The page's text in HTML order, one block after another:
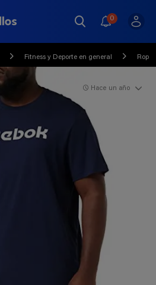
0
Fitness y Deporte en general Ropa
Hace un año